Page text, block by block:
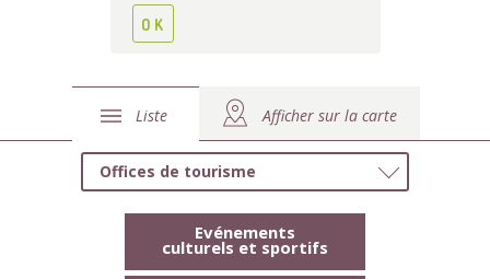
Liste Afficher sur la carte
Offices de tourisme
Evénements
culturels et sportifs